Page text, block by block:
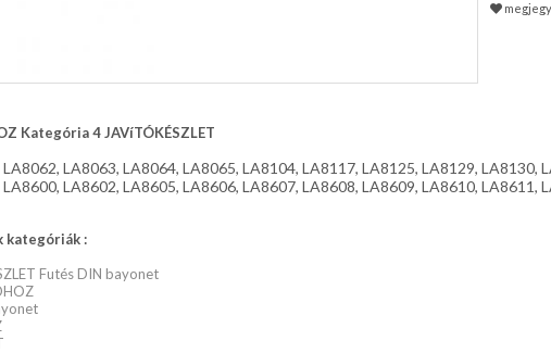
Kategória 4 JAVíTÓKÉSZLET
LA8063, LA8064, LA8065, LA8104, LA8117, LA8125, LA8129, LA8130,
LA8602, LA8605, LA8606, LA8607, LA8608, LA8609, LA8610, LA8611,
kategóriák :
Futés DIN bayonet